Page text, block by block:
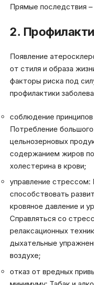
Прямые последствия –
2.
Появление
от стиля и образа
факторы риска под
профилактики
соблюдение принципов
Потребление
цельнозерновых
содержанием жиров
холестерина в крови;
управление
способствовать
кровяное давление и
Справляться со
релаксационных
дыхательные
воздухе;
отказ от вредных